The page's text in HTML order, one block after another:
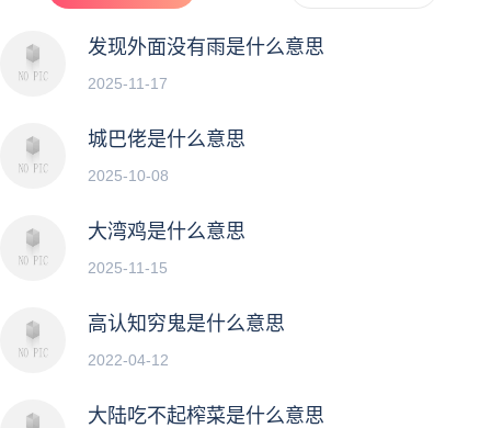
发现外面没有雨是什么意思
2025-11-17
城巴佬是什么意思
2025-10-08
大湾鸡是什么意思
2025-11-15
高认知穷鬼是什么意思
2022-04-12
大陆吃不起榨菜是什么意思